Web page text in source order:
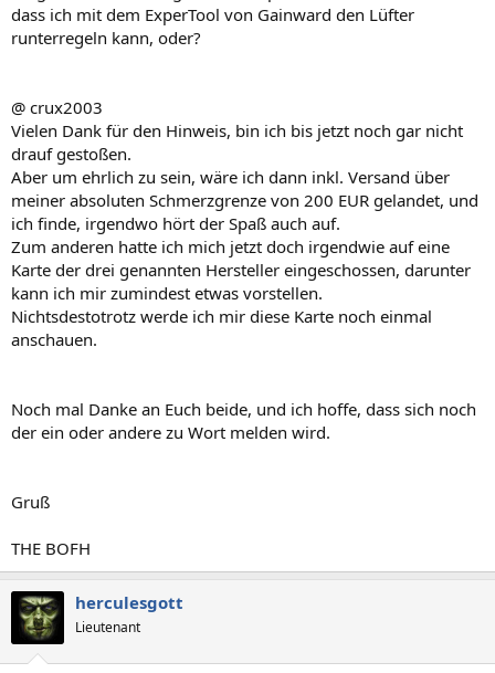
dass ich mit dem ExperTool von Gainward den Lüfter
runterregeln kann, oder?
@ crux2003
Vielen Dank für den Hinweis, bin ich bis jetzt noch gar nicht
drauf gestoßen.
Aber um ehrlich zu sein, wäre ich dann inkl. Versand über
meiner absoluten Schmerzgrenze von 200 EUR gelandet, und
ich finde, irgendwo hört der Spaß auch auf.
Zum anderen hatte ich mich jetzt doch irgendwie auf eine
Karte der drei genannten Hersteller eingeschossen, darunter
kann ich mir zumindest etwas vorstellen.
Nichtsdestotrotz werde ich mir diese Karte noch einmal
anschauen.
Noch mal Danke an Euch beide, und ich hoffe, dass sich noch
der ein oder andere zu Wort melden wird.
Gruß
THE BOFH
herculesgott
Lieutenant